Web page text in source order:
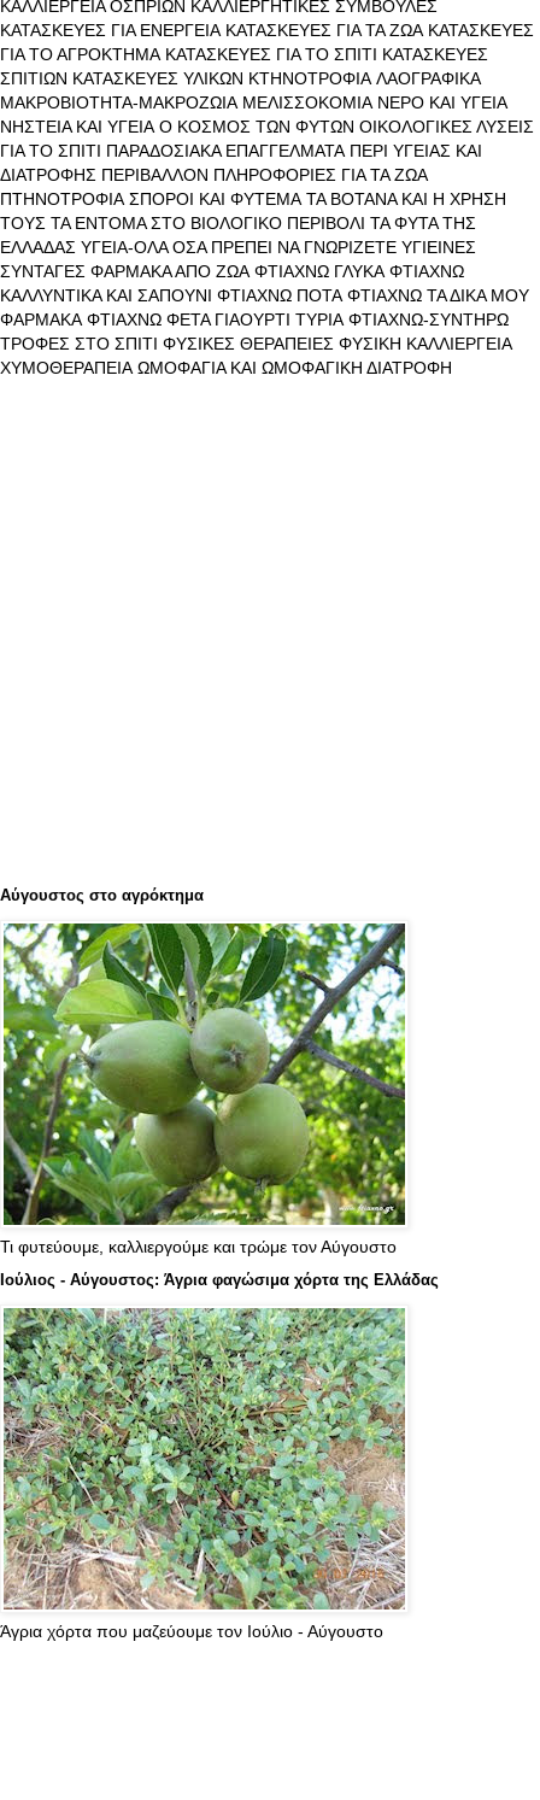
ΚΑΛΛΙΕΡΓΕΙΑ ΟΣΠΡΙΩΝ ΚΑΛΛΙΕΡΓΗΤΙΚΕΣ ΣΥΜΒΟΥΛΕΣ
ΚΑΤΑΣΚΕΥΕΣ ΓΙΑ ΕΝΕΡΓΕΙΑ ΚΑΤΑΣΚΕΥΕΣ ΓΙΑ ΤΑ ΖΩΑ ΚΑΤΑΣΚΕΥΕΣ
ΓΙΑ ΤΟ ΑΓΡΟΚΤΗΜΑ ΚΑΤΑΣΚΕΥΕΣ ΓΙΑ ΤΟ ΣΠΙΤΙ ΚΑΤΑΣΚΕΥΕΣ
ΣΠΙΤΙΩΝ ΚΑΤΑΣΚΕΥΕΣ ΥΛΙΚΩΝ ΚΤΗΝΟΤΡΟΦΙΑ ΛΑΟΓΡΑΦΙΚΑ
ΜΑΚΡΟΒΙΟΤΗΤΑ-ΜΑΚΡΟΖΩΙΑ ΜΕΛΙΣΣΟΚΟΜΙΑ ΝΕΡΟ ΚΑΙ ΥΓΕΙΑ
ΝΗΣΤΕΙΑ ΚΑΙ ΥΓΕΙΑ Ο ΚΟΣΜΟΣ ΤΩΝ ΦΥΤΩΝ ΟΙΚΟΛΟΓΙΚΕΣ ΛΥΣΕΙΣ
ΓΙΑ ΤΟ ΣΠΙΤΙ ΠΑΡΑΔΟΣΙΑΚΑ ΕΠΑΓΓΕΛΜΑΤΑ ΠΕΡΙ ΥΓΕΙΑΣ ΚΑΙ
ΔΙΑΤΡΟΦΗΣ ΠΕΡΙΒΑΛΛΟΝ ΠΛΗΡΟΦΟΡΙΕΣ ΓΙΑ ΤΑ ΖΩΑ
ΠΤΗΝΟΤΡΟΦΙΑ ΣΠΟΡΟΙ ΚΑΙ ΦΥΤΕΜΑ ΤΑ ΒΟΤΑΝΑ ΚΑΙ Η ΧΡΗΣΗ
ΤΟΥΣ ΤΑ ΕΝΤΟΜΑ ΣΤΟ ΒΙΟΛΟΓΙΚΟ ΠΕΡΙΒΟΛΙ ΤΑ ΦΥΤΑ ΤΗΣ
ΕΛΛΑΔΑΣ ΥΓΕΙΑ-ΟΛΑ ΟΣΑ ΠΡΕΠΕΙ ΝΑ ΓΝΩΡΙΖΕΤΕ ΥΓΙΕΙΝΕΣ
ΣΥΝΤΑΓΕΣ ΦΑΡΜΑΚΑ ΑΠΟ ΖΩΑ ΦΤΙΑΧΝΩ ΓΛΥΚΑ ΦΤΙΑΧΝΩ
ΚΑΛΛΥΝΤΙΚΑ ΚΑΙ ΣΑΠΟΥΝΙ ΦΤΙΑΧΝΩ ΠΟΤΑ ΦΤΙΑΧΝΩ ΤΑ ΔΙΚΑ ΜΟΥ
ΦΑΡΜΑΚΑ ΦΤΙΑΧΝΩ ΦΕΤΑ ΓΙΑΟΥΡΤΙ ΤΥΡΙΑ ΦΤΙΑΧΝΩ-ΣΥΝΤΗΡΩ
ΤΡΟΦΕΣ ΣΤΟ ΣΠΙΤΙ ΦΥΣΙΚΕΣ ΘΕΡΑΠΕΙΕΣ ΦΥΣΙΚΗ ΚΑΛΛΙΕΡΓΕΙΑ
ΧΥΜΟΘΕΡΑΠΕΙΑ ΩΜΟΦΑΓΙΑ ΚΑΙ ΩΜΟΦΑΓΙΚΗ ΔΙΑΤΡΟΦΗ
Αύγουστος στο αγρόκτημα
Τι φυτεύουμε, καλλιεργούμε και τρώμε τον Αύγουστο
Ιούλιος - Αύγουστος: Άγρια φαγώσιμα χόρτα της Ελλάδας
Άγρια χόρτα που μαζεύουμε τον Ιούλιο - Αύγουστο